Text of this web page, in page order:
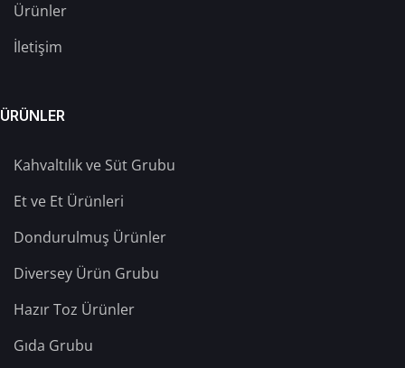
Ürünler
İletişim
ÜRÜNLER
Kahvaltılık ve Süt Grubu
Et ve Et Ürünleri
Dondurulmuş Ürünler
Diversey Ürün Grubu
Hazır Toz Ürünler
Gıda Grubu